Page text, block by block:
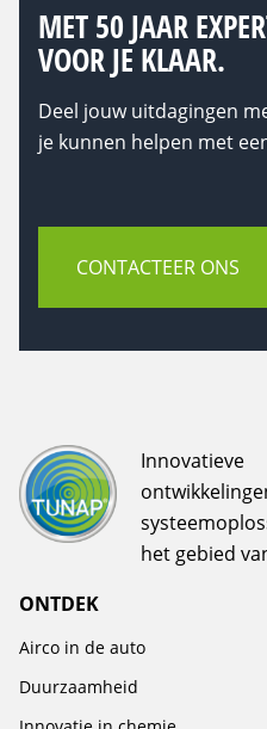
MET 50 JAAR
VOOR JE KLAAR.
Deel jouw uitdagingen
je kunnen helpen met
CONTACTEER ONS
Innovatieve
het gebied
ONTDEK
Airco in de auto
Duurzaamheid